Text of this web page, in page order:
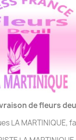
de fleurs deuil
LA MARTINIQUE,